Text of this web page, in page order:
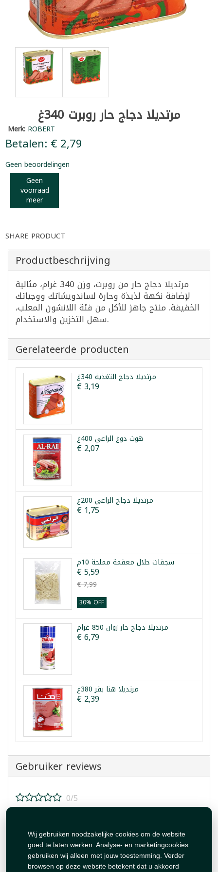
Wij gebruiken noodzakelijke cookies om de website
goed te laten werken. Analyse- en marketingcookies
gebruiken wij alleen met jouw toestemming. Verder
browsen op deze website betekent dat u akkoord
مرتديلا دجاج حار روبرت 340غ
Merk: ROBERT
Betalen: € 2,79
Geen beoordelingen
Geen
voorraad
meer
SHARE PRODUCT
Productbeschrijving
مرتديلا دجاج حار من روبرت، وزن 340 غرام، مثالية
لإضافة نكهة لذيذة وحارة لساندويشاتك ووجباتك
الخفيفة. منتج جاهز للأكل من فئة اللانشون المعلب،
سهل التخزين والاستخدام.
Gerelateerde producten
مرتديلا دجاج التغذية 340غ
€ 3,19
هوت دوغ الراعي 400غ
€ 2,07
مرتديلا دجاج الراعي 200غ
€ 1,75
سجقات حلال معقمة مملحة 10م
€ 5,59
€ 7,99
30% OFF
مرتديلا دجاج حار زوان 850 غرام
€ 6,79
مرتديلا هنا بقر 380غ
€ 2,39
Gebruiker reviews
0/5